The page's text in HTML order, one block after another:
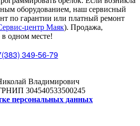
оборудованием, наш сервисный
по гарантии или платный ремонт
центр Маяк). Продажа,
в одном месте!
349-56-79
Владимирович
304540533500245
персональных данных